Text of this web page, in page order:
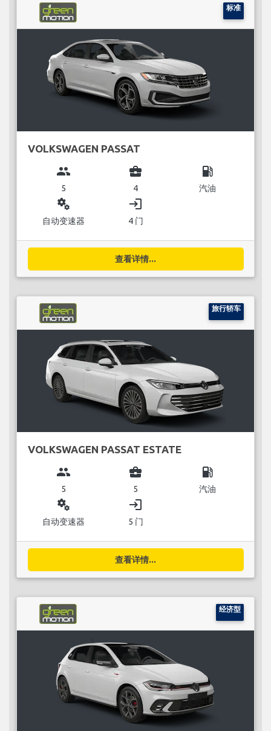
标准
VOLKSWAGEN PASSAT
group
5
business_center
4
local_gas_station
汽油
miscellaneous_services
自动变速器
login
4 门
查看详情...
旅行轿车
VOLKSWAGEN PASSAT ESTATE
group
5
business_center
5
local_gas_station
汽油
miscellaneous_services
自动变速器
login
5 门
查看详情...
经济型